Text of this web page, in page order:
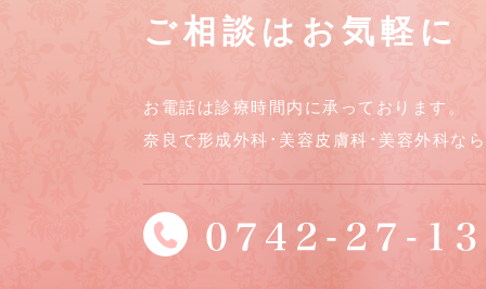
ご相談はお気軽に
お電話は診療時間内に承っております。
奈良で形成外科･美容皮膚科･美容外科な